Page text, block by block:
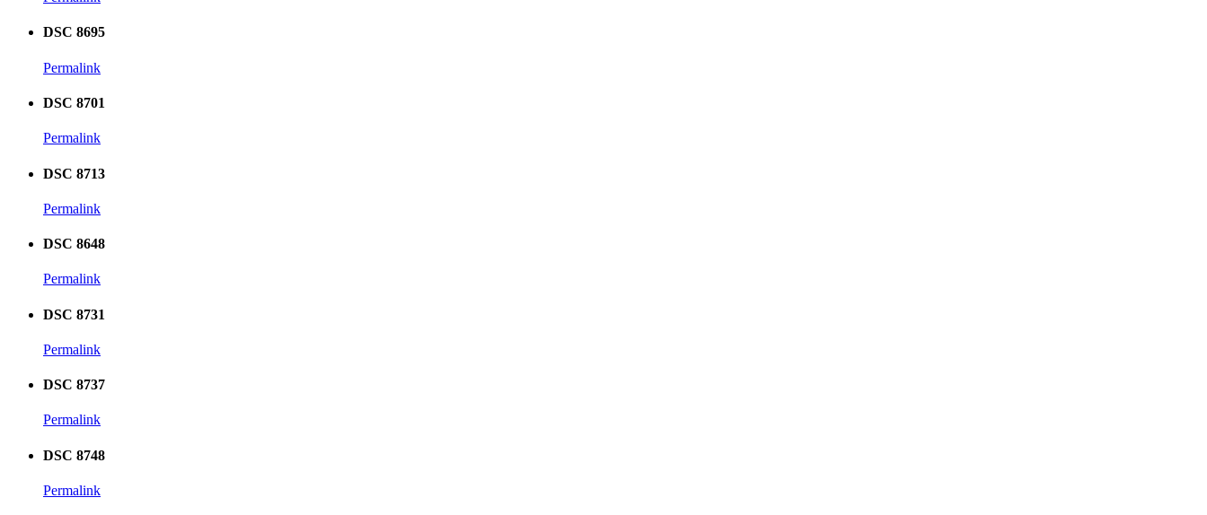
DSC 8695
Permalink
DSC 8701
Permalink
DSC 8713
Permalink
DSC 8648
Permalink
DSC 8731
Permalink
DSC 8737
Permalink
DSC 8748
Permalink